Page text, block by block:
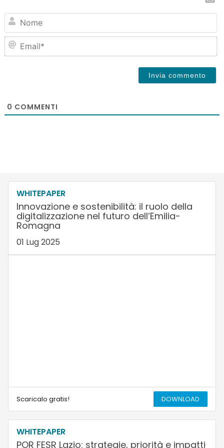
0 COMMENTI
WHITEPAPER
Innovazione e sostenibilità: il ruolo della
digitalizzazione nel futuro dell’Emilia-
Romagna
01 Lug 2025
Scaricalo gratis! DOWNLOAD
WHITEPAPER
POR FESR Lazio: strategie, priorità e impatti